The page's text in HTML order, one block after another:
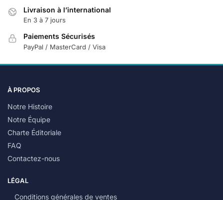
Livraison à l’international
En 3 à 7 jours
Paiements Sécurisés
PayPal / MasterCard / Visa
À PROPOS
Notre Histoire
Notre Équipe
Charte Éditoriale
FAQ
Contactez-nous
LÉGAL
Conditions générales de ventes